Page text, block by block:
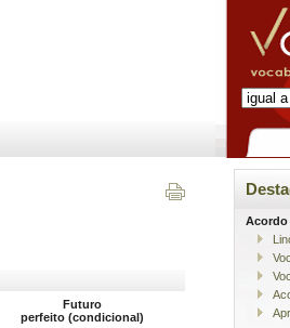
Futuro
perfeito (condicional)